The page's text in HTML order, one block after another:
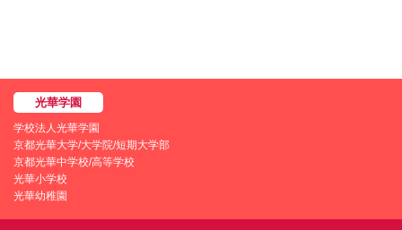
学校法人光華学園
京都光華大学/大学院/短期大学部
京都光華中学校/高等学校
光華小学校
光華幼稚園